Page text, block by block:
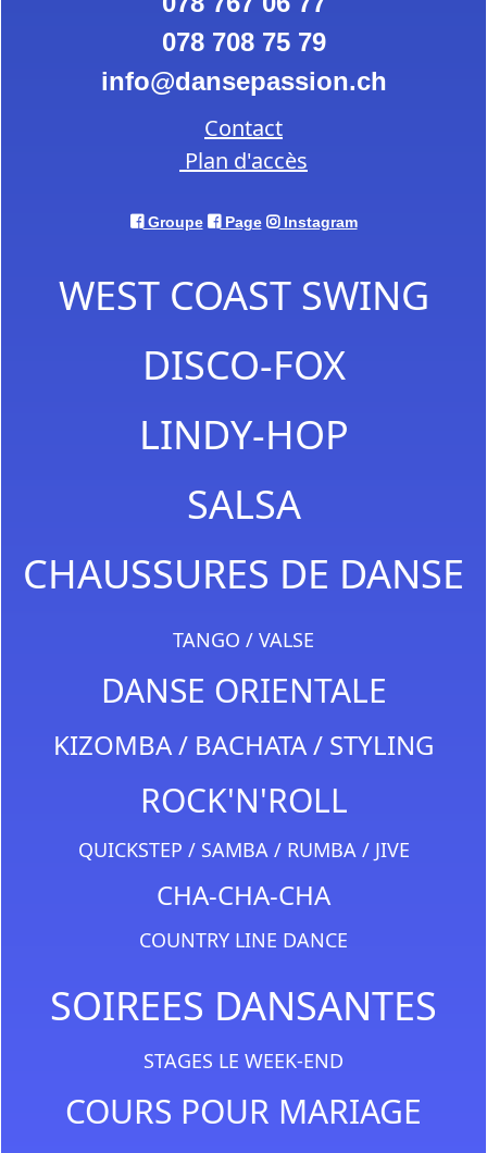
078 708 75 79
info
dansepassion.ch
Contact
Plan d'accès
Groupe Page Instagram
WEST COAST SWING
DISCO-FOX
LINDY-HOP
SALSA
CHAUSSURES DE DANSE
TANGO / VALSE
DANSE ORIENTALE
KIZOMBA / BACHATA / STYLING
ROCK'N'ROLL
QUICKSTEP / SAMBA / RUMBA / JIVE
CHA-CHA-CHA
COUNTRY LINE DANCE
SOIREES DANSANTES
STAGES LE WEEK-END
COURS POUR MARIAGE